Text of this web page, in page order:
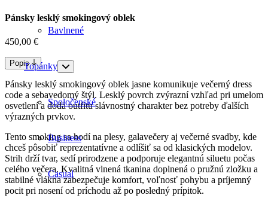
Bavlnené
Topánky
Spoločenské
Business
Casual
Pánsky lesklý smokingový oblek
450,00 €
Popis
Pánsky lesklý smokingový oblek jasne komunikuje večerný dress
code a sebavedomý štýl. Lesklý povrch zvýrazní vzhľad pri umelom
osvetlení a dodá outfitu slávnostný charakter bez potreby ďalších
výrazných prvkov.
Tento smoking sa hodí na plesy, galavečery aj večerné svadby, kde
chceš pôsobiť reprezentatívne a odlíšiť sa od klasických modelov.
Strih drží tvar, sedí prirodzene a podporuje elegantnú siluetu počas
celého večera. Kvalitná vlnená tkanina doplnená o pružnú zložku a
stabilné vlákna zabezpečuje komfort, voľnosť pohybu a príjemný
pocit pri nosení od príchodu až po posledný prípitok.